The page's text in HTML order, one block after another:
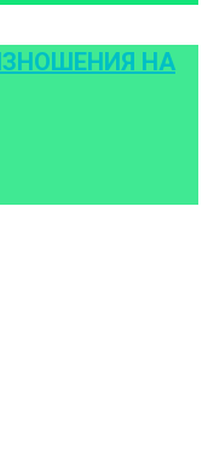
НА